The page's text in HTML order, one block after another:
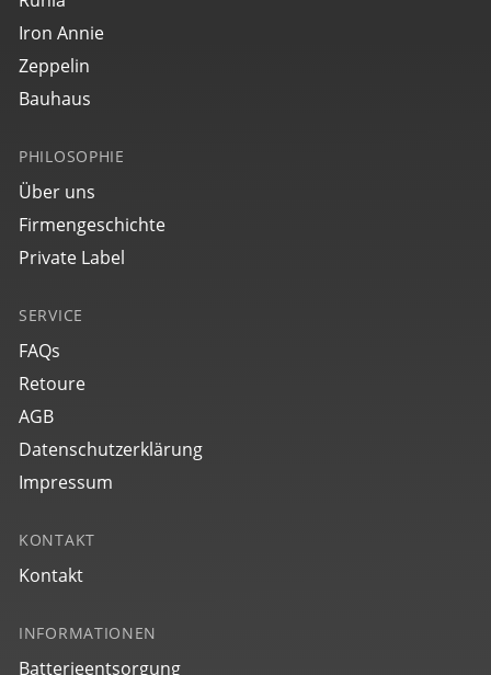
Iron Annie
Zeppelin
Bauhaus
PHILOSOPHIE
Über uns
Firmengeschichte
Private Label
SERVICE
FAQs
Retoure
AGB
Datenschutzerklärung
Impressum
KONTAKT
Kontakt
INFORMATIONEN
Batterieentsorgung